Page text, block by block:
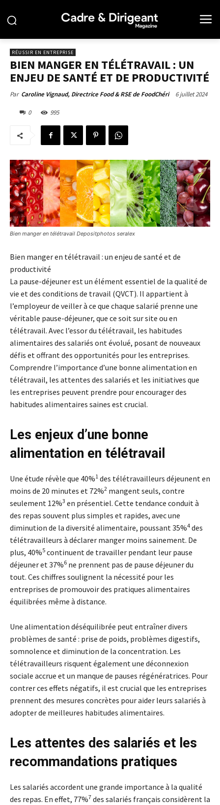
RÉUSSIR EN ENTREPRISE
BIEN MANGER EN TÉLÉTRAVAIL : UN
ENJEU DE SANTÉ ET DE PRODUCTIVITÉ
Par Caroline Vignaud, Directrice Food & RSE de FoodChéri 6 juillet 2024
0 995
Bien manger en télétravail Depositphotos seralex
Bien manger en télétravail : un enjeu de santé et de
productivité
La pause-déjeuner est un élément essentiel de la qualité de
vie et des conditions de travail (QVCT). Il appartient à
l’employeur de veiller à ce que chaque salarié prenne une
véritable pause-déjeuner, que ce soit sur site ou en
télétravail. Avec l’essor du télétravail, les habitudes
alimentaires des salariés ont évolué, posant de nouveaux
défis et offrant des opportunités pour les entreprises.
Comprendre l’importance d’une bonne alimentation en
télétravail, les attentes des salariés et les initiatives que
les entreprises peuvent prendre pour encourager des
habitudes alimentaires saines est crucial.
Les enjeux d’une bonne
alimentation en télétravail
Une étude révèle que 40%1 des télétravailleurs déjeunent en
moins de 20 minutes et 72%2 mangent seuls, contre
seulement 12%3 en présentiel. Cette tendance conduit à
des repas souvent plus simples et rapides, avec une
diminution de la diversité alimentaire, poussant 35%4 des
télétravailleurs à déclarer manger moins sainement. De
plus, 40%5 continuent de travailler pendant leur pause
déjeuner et 37%6 ne prennent pas de pause déjeuner du
tout. Ces chiffres soulignent la nécessité pour les
entreprises de promouvoir des pratiques alimentaires
équilibrées même à distance.
Une alimentation déséquilibrée peut entraîner divers
problèmes de santé : prise de poids, problèmes digestifs,
somnolence et diminution de la concentration. Les
télétravailleurs risquent également une déconnexion
sociale accrue et un manque de pauses régénératrices. Pour
contrer ces effets négatifs, il est crucial que les entreprises
prennent des mesures concrètes pour aider leurs salariés à
adopter de meilleures habitudes alimentaires.
Les attentes des salariés et les
recommandations pratiques
Les salariés accordent une grande importance à la qualité
des repas. En effet, 77%7 des salariés français considèrent la